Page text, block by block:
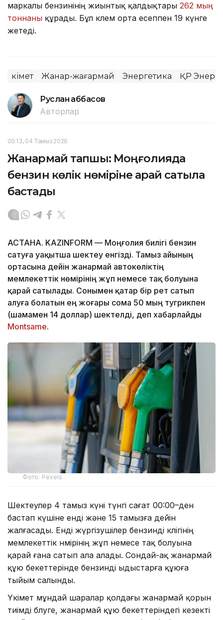
маркалы бензинінің жиынтық қалдықтары 262 мың
тоннаны құрады. Бұл көлем орта есеппен 19 күнге
жетеді.
Үкімет Жанар-жағармай Энергетика ҚР
Руслан Ғаббасов
Авторлар
05:13, 04 Тамыз 2026
Жанармай тапшы: Моңғолияда
бензин көлік нөміріне қарай сатыла
бастады
АСТАНА. KAZINFORM — Моңғолия билігі бензин
сатуға уақытша шектеу енгізді. Тамыз айының
ортасына дейін жанармай автокөліктің
мемлекеттік нөмірінің жұп немесе тақ болуына
қарай сатылады. Сонымен қатар бір рет сатып
алуға болатын ең жоғары сома 50 мың тугрикпен
(шамамен 14 доллар) шектелді, деп хабарлайды
Montsame.
Фото: Pexels
Шектеулер 4 тамыз күні түнгі сағат 00:00–ден
бастап күшіне енді және 15 тамызға дейін
жалғасады. Енді жүргізушілер бензинді көлігінің
мемлекеттік нөмірінің жұп немесе тақ болуына
қарай ғана сатып ала алады. Сондай-ақ жанармай
құю бекеттерінде бензинді ыдыстарға құюға
тыйым салынды.
Үкімет мұндай шаралар қолдағы жанармай қорын
тиімді бөлуге, жанармай құю бекеттеріндегі кезекті